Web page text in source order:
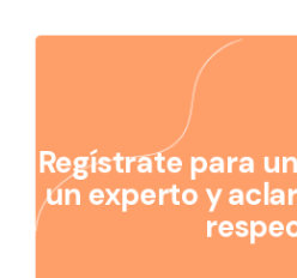
Regístrate para
un experto y